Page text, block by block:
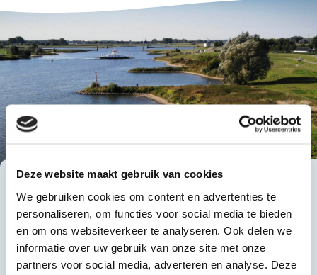
Deze website maakt gebruik van cookies
We gebruiken cookies om content en advertenties te
personaliseren, om functies voor social media te bieden
en om ons websiteverkeer te analyseren. Ook delen we
informatie over uw gebruik van onze site met onze
partners voor social media, adverteren en analyse. Deze